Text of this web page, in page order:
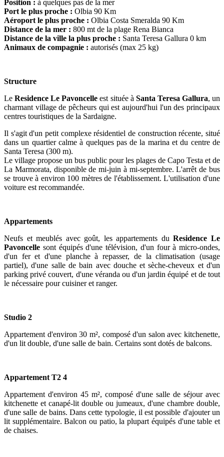
Position : à quelques pas de la mer
Port le plus proche : Olbia 90 Km
Aéroport le plus proche : Olbia Costa Smeralda 90 Km
Distance de la mer : 800 mt de la plage Rena Bianca
Distance de la ville la plus proche : Santa Teresa Gallura 0 km
Animaux de compagnie : autorisés (max 25 kg)
Structure
Le Residence Le Pavoncelle est située à Santa Teresa Gallura, un
charmant village de pêcheurs qui est aujourd'hui l'un des principaux
centres touristiques de la Sardaigne.
Il s'agit d'un petit complexe résidentiel de construction récente, situé
dans un quartier calme à quelques pas de la marina et du centre de
Santa Teresa (300 m).
Le village propose un bus public pour les plages de Capo Testa et de
La Marmorata, disponible de mi-juin à mi-septembre. L'arrêt de bus
se trouve à environ 100 mètres de l'établissement. L'utilisation d'une
voiture est recommandée.
Appartements
Neufs et meublés avec goût, les appartements duResidence Le
Pavoncelle sont équipés d'une télévision, d'un four à micro-ondes,
d'un fer et d'une planche à repasser, de la climatisation (usage
partiel), d'une salle de bain avec douche et sèche-cheveux et d'un
parking privé couvert, d'une véranda ou d'un jardin équipé et de tout
le nécessaire pour cuisiner et ranger.
Studio 2
Appartement d'environ 30 m², composé d'un salon avec kitchenette,
d'un lit double, d'une salle de bain. Certains sont dotés de balcons.
Appartement T2 4
Appartement d'environ 45 m², composé d'une salle de séjour avec
kitchenette et canapé-lit double ou jumeaux, d'une chambre double,
d'une salle de bains. Dans cette typologie, il est possible d'ajouter un
lit supplémentaire. Balcon ou patio, la plupart équipés d'une table et
de chaises.